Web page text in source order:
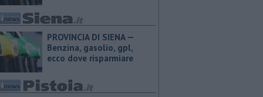
PROVINCIA DI SIENA — ​
Benzina, gasolio, gpl,
ecco dove risparmiare